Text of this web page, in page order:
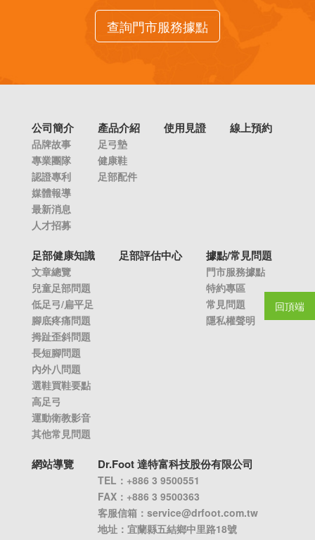
回頂端
查詢門市服務據點
公司簡介
品牌故事
專業團隊
認證專利
媒體報導
最新消息
人才招募
產品介紹
足弓墊
健康鞋
足部配件
使用見證 線上預約
足部健康知識
文章總覽
兒童足部問題
低足弓/扁平足
腳底疼痛問題
拇趾歪斜問題
長短腳問題
內外八問題
選鞋買鞋要點
高足弓
運動衛教影音
其他常見問題
足部評估中心 據點/常見問題
門市服務據點
特約專區
常見問題
隱私權聲明
網站導覽 Dr.Foot 達特富科技股份有限公司
TEL：+886 3 9500551
FAX：+886 3 9500363
客服信箱： service@drfoot.com.tw
地址：宜蘭縣五結鄉中里路18號